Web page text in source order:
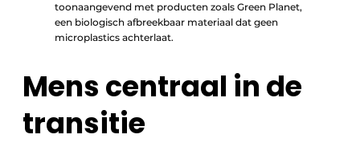
toonaangevend met producten zoals Green Planet,
een biologisch afbreekbaar materiaal dat geen
microplastics achterlaat.
Mens centraal in de
transitie